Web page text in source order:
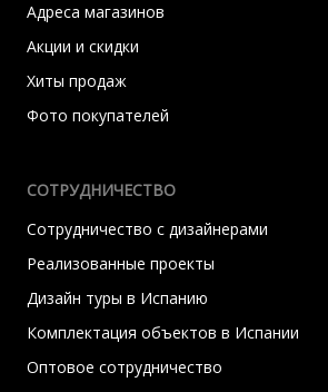
Адреса магазинов
Акции и скидки
Хиты продаж
Фото покупателей
СОТРУДНИЧЕСТВО
Сотрудничество с дизайнерами
Реализованные проекты
Дизайн туры в Испанию
Комплектация объектов в Испании
Оптовое сотрудничество